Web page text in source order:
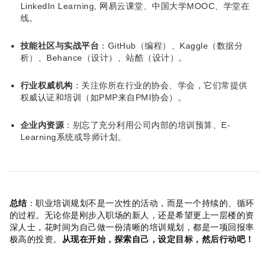
LinkedIn Learning, 网易云课堂、中国大学MOOC、学堂在
线。
技能社区与实战平台 ：GitHub（编程）、Kaggle（数据分
析）、Behance（设计）、站酷（设计）。
行业权威机构 ：关注你所在行业的协会、学会，它们常提供
权威认证和培训（如PMP来自PMI协会）。
企业内资源：别忘了充分利用公司内部的培训预算、E-
Learning系统或导师计划。
总结 ：职业培训规划不是一次性的活动，而是一个持续的、循环
的过程。无论你是刚步入职场的新人，还是希望更上一层楼的资
深人士，花时间为自己做一份清晰的培训规划，都是一项回报率
极高的投资。 从现在开始，探索自己，设定目标，然后行动吧！